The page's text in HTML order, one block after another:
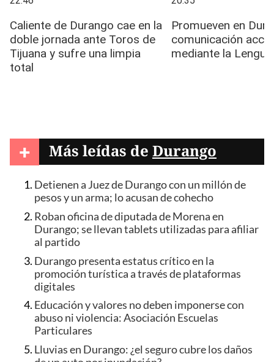
+ Más leídas de Durango
Detienen a Juez de Durango con un millón de
pesos y un arma; lo acusan de cohecho
Roban oficina de diputada de Morena en
Durango; se llevan tablets utilizadas para afiliar
al partido
Durango presenta estatus crítico en la
promoción turística a través de plataformas
digitales
Educación y valores no deben imponerse con
abuso ni violencia: Asociación Escuelas
Particulares
Lluvias en Durango: ¿el seguro cubre los daños